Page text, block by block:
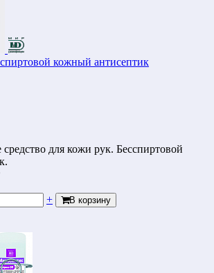
кожный антисептик
для кожи рук. Бесспиртовой
+ В корзину